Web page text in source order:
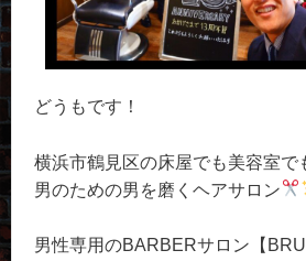
どうもです！
横浜市鶴見区の床屋でも美容室で
男のための男を磨くヘアサロン
男性専用のBARBERサロン【